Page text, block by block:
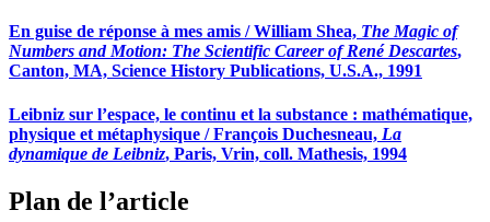
En guise de réponse à mes amis / William Shea, The Magic of
Numbers and Motion: The Scientific Career of René Descartes,
Canton, MA, Science History Publications, U.S.A., 1991
Leibniz sur l’espace, le continu et la substance : mathématique,
physique et métaphysique / François Duchesneau, La
dynamique de Leibniz, Paris, Vrin, coll. Mathesis, 1994
Plan de l’article